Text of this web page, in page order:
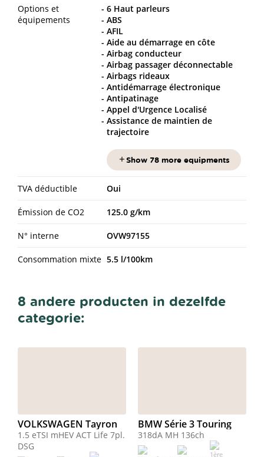
Options et
équipements
6 Haut parleurs
ABS
AFIL
Aide au démarrage en côte
Airbag conducteur
Airbag passager déconnectable
Airbags rideaux
Antidémarrage électronique
Antipatinage
Appel d'Urgence Localisé
Assistance de maintien de
trajectoire
Show 78 more equipments
TVA déductible Oui
Émission de CO2 125.0 g/km
N° interne OVW97155
Consommation mixte 5.5 l/100km
8 andere producten in dezelfde
categorie:
VOLKSWAGEN Tayron
1.5 eTSI mHEV ACT Life 7pl.
DSG
BMW Série 3 Touring
318dA MH 136ch